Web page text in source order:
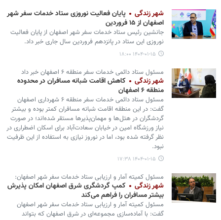
شهر زندگی
پایان فعالیت نوروزی ستاد خدمات سفر شهر
اصفهان از ۱۵ فروردین
جانشین رئیس ستاد خدمات سفر شهر اصفهان از پایان فعالیت
نوروزی این ستاد در پانزدهم فروردین سال جاری خبر داد.
۱۴۰۴-۰۱-۱۵ ۱۸:۰۰
مسئول ستاد دائمی خدمات سفر منطقه ۶ اصفهان خبر داد
شهر زندگی
کاهش اقامت شبانه مسافران در محدوده
منطقه ۶ اصفهان
مسئول ستاد دائمی خدمات سفر منطقه ۶ شهرداری اصفهان
گفت: در این منطقه اقامت شبانه مسافران کمتر بوده و بیشتر
گردشگران در هتل‌ها و مهمان‌پذیرها مستقر شده‌اند؛ در صورت
نیاز ورزشگاه امین در خیابان سعادت‌آباد برای اسکان اضطراری در
نظر گرفته شده بود، اما در نوروز نیازی به استفاده از این ظرفیت
نبود.
۱۴۰۴-۰۱-۱۵ ۱۷:۳۸
مسئول کمیته آمار و ارزیابی ستاد خدمات سفر شهر اصفهان:
شهر زندگی
کمپ گردشگری شرق اصفهان امکان پذیرش
بیشتر مسافران را فراهم می‌کند
مسئول کمیته آمار و ارزیابی ستاد خدمات سفر شهر اصفهان
گفت: با آماده‌سازی مجموعه‌ای در شرق اصفهان که بتواند